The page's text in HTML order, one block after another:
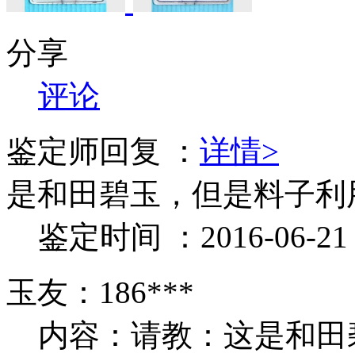
分享
评论
鉴定师回复 ： 详情>
是和田碧玉，但是料子
鉴定时间 ：2016-06-21
玉友：186***
内容：请教：这是和